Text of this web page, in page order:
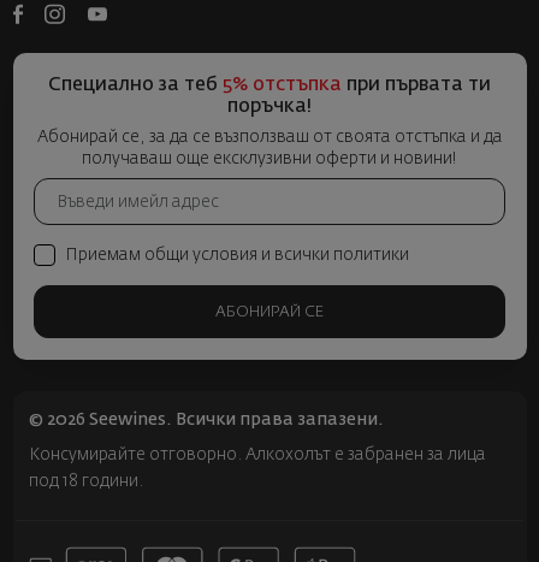
Специално за теб 5% отстъпка при първата ти
поръчка!
Абонирай се, за да се възползваш от своята отстъпка и да
получаваш още ексклузивни оферти и новини!
Приемам общи условия и всички политики
АБОНИРАЙ СЕ
© 2026 Seewines. Всички права запазени.
Консумирайте отговорно. Алкохолът е забранен за лица
под 18 години.